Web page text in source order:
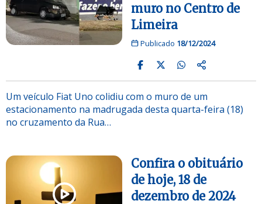
muro no Centro de
Limeira
Publicado 18/12/2024
Um veículo Fiat Uno colidiu com o muro de um
estacionamento na madrugada desta quarta-feira (18)
no cruzamento da Rua…
Confira o obituário
de hoje, 18 de
dezembro de 2024